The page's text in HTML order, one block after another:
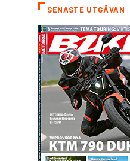
SENASTE UTGÅVAN